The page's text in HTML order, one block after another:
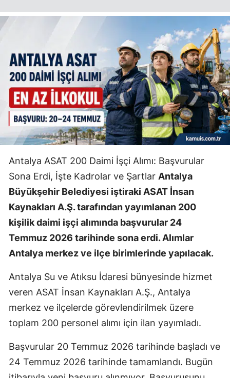
Antalya ASAT 200 Daimi İşçi Alımı: Başvurular
Sona Erdi, İşte Kadrolar ve Şartlar Antalya
Büyükşehir Belediyesi iştiraki ASAT İnsan
Kaynakları A.Ş. tarafından yayımlanan 200
kişilik daimi işçi alımında başvurular 24
Temmuz 2026 tarihinde sona erdi. Alımlar
Antalya merkez ve ilçe birimlerinde yapılacak.
Antalya Su ve Atıksu İdaresi bünyesinde hizmet
veren ASAT İnsan Kaynakları A.Ş., Antalya
merkez ve ilçelerde görevlendirilmek üzere
toplam 200 personel alımı için ilan yayımladı.
Başvurular 20 Temmuz 2026 tarihinde başladı ve
24 Temmuz 2026 tarihinde tamamlandı. Bugün